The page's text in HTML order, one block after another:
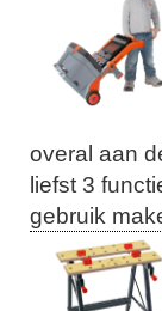
overal aan
liefst 3
gebruik